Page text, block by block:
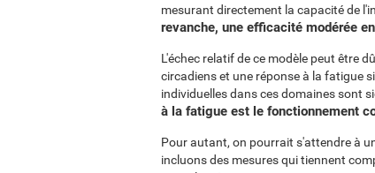
mesurant directement la capacité de
revanche, une efficacité modérée
L'échec relatif de ce modèle peut être
circadiens et une réponse à la fatigue
individuelles dans ces domaines sont
à la fatigue est le fonctionnement
Pour autant, on pourrait s'attendre à
incluons des mesures qui tiennent